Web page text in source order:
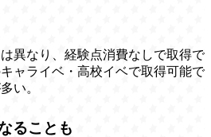
異なり、経験点消費なしで取得で
ャライベ・高校イベで取得可能で
い。
ることも